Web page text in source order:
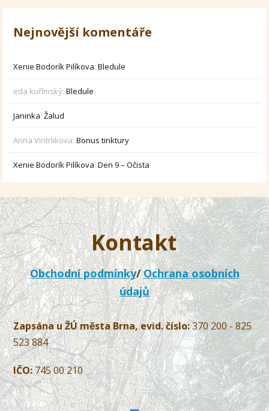
Nejnovější komentáře
Xenie Bodorík Pilíkova:Bledule
eda kuřímský:Bledule
Janinka:Žalud
Anna Vintrlikova:Bonus tinktury
Xenie Bodorík Pilíkova:Den 9 – Očista
Kontakt
Obchodní podmínky/Ochrana osobních
údajů
Zapsána u ŽÚ města Brna, evid. číslo:370 200 - 825
523 884
IČO:745 00 210